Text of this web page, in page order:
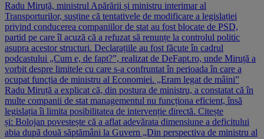
Radu Miruță, ministrul Apărării și ministru interimar al
Transporturilor, susține că tentativele de modificare a legislației
privind conducerea companiilor de stat au fost blocate de PSD,
partid pe care îl acuză că a refuzat să renunțe la controlul politic
asupra acestor structuri. Declarațiile au fost făcute în cadrul
podcastului „Cum e, de fapt?”, realizat de DeFapt.ro, unde Miruță a
vorbit despre limitele cu care s-a confruntat în perioada în care a
ocupat funcția de ministru al Economiei. „Eram legat de mâini”
Radu Miruță a explicat că, din postura de ministru, a constatat că în
multe companii de stat managementul nu funcționa eficient, însă
legislația îi limita posibilitatea de intervenție directă. Citește
și: Bolojan povestește că a aflat adevărata dimensiune a deficitului
abia după două săptămâni la Guvern „Din perspectiva de ministru al